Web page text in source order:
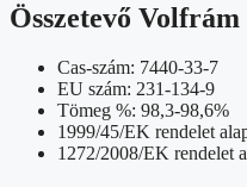
Összetevő
Cas-szám: 7440-33-7
EU szám: 231-134-9
Tömeg %: 98,3-98,6%
1999/45/EK rendelet
1272/2008/EK rendelet